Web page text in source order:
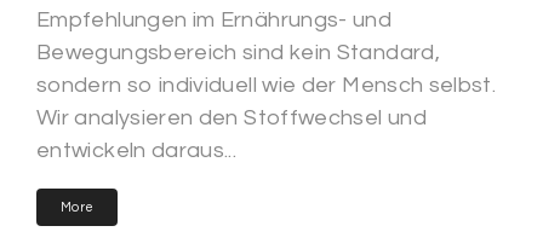
Empfehlungen im Ernährungs- und
Bewegungsbereich sind kein Standard,
sondern so individuell wie der Mensch selbst.
Wir analysieren den Stoffwechsel und
entwickeln daraus...
More